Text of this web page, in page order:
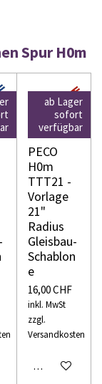
Spur H0m
ab Lager
sofort
verfügbar
PECO
H0m
TTT21 -
Vorlage
21"
Radius
Gleisbau-
Schablon
e
16,00 CHF
inkl. MwSt
zzgl.
Versandkosten
In den